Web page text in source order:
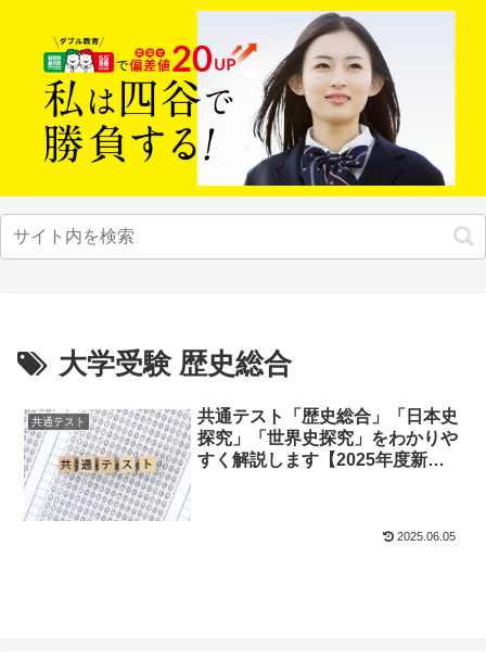
大学受験 歴史総合
共通テスト
共通テスト「歴史総合」「日本史
探究」「世界史探究」をわかりや
すく解説します【2025年度新課
2025.06.05